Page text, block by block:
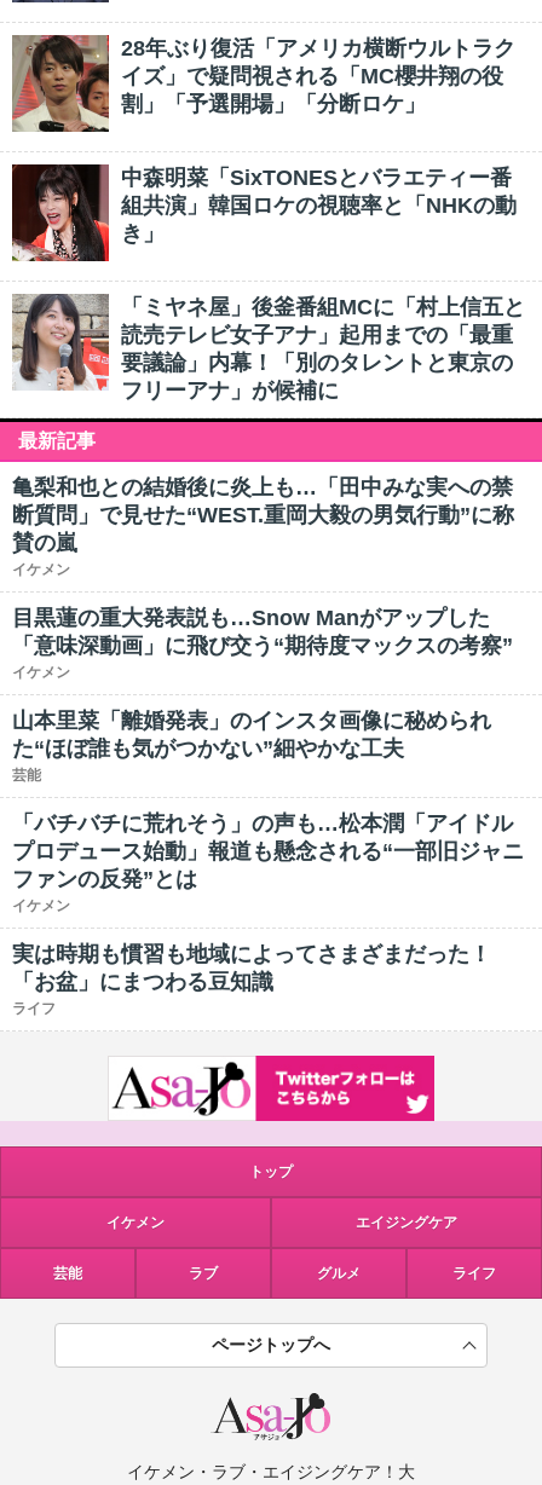
28年ぶり復活「アメリカ横断ウルトラク
イズ」で疑問視される「MC櫻井翔の役
割」「予選開場」「分断ロケ」
中森明菜「SixTONESとバラエティー番
組共演」韓国ロケの視聴率と「NHKの動
き」
「ミヤネ屋」後釜番組MCに「村上信五と
読売テレビ女子アナ」起用までの「最重
要議論」内幕！「別のタレントと東京の
フリーアナ」が候補に
最新記事
亀梨和也との結婚後に炎上も…「田中みな実への禁
断質問」で見せた“WEST.重岡大毅の男気行動”に称
賛の嵐
イケメン
目黒蓮の重大発表説も…Snow Manがアップした
「意味深動画」に飛び交う“期待度マックスの考察”
イケメン
山本里菜「離婚発表」のインスタ画像に秘められ
た“ほぼ誰も気がつかない”細やかな工夫
芸能
「バチバチに荒れそう」の声も…松本潤「アイドル
プロデュース始動」報道も懸念される“一部旧ジャニ
ファンの反発”とは
イケメン
実は時期も慣習も地域によってさまざまだった！
「お盆」にまつわる豆知識
ライフ
トップ
イケメン エイジングケア
芸能 ラブ グルメ ライフ
ページトップへ
イケメン・ラブ・エイジングケア！大